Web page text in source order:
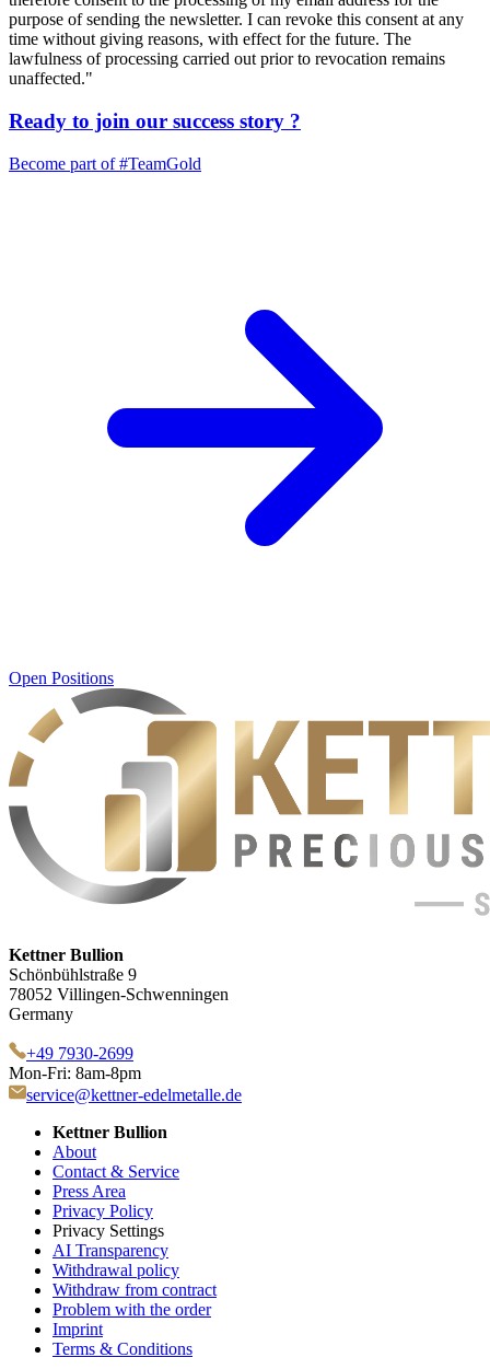
purpose of sending the newsletter. I can revoke this consent at any
time without giving reasons, with effect for the future. The
lawfulness of processing carried out prior to revocation remains
unaffected."
Ready to join our success story ?
Become part of#TeamGold
Open Positions
Kettner Bullion
Schönbühlstraße 9
78052 Villingen-Schwenningen
Germany
+49 7930-2699
Mon-Fri: 8am-8pm
service@kettner-edelmetalle.de
Kettner Bullion
About
Contact & Service
Press Area
Privacy Policy
Privacy Settings
AI Transparency
Withdrawal policy
Withdraw from contract
Problem with the order
Imprint
Terms & Conditions